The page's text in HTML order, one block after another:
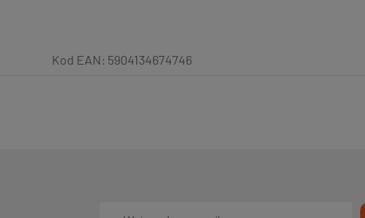
Kod EAN: 5904134674746